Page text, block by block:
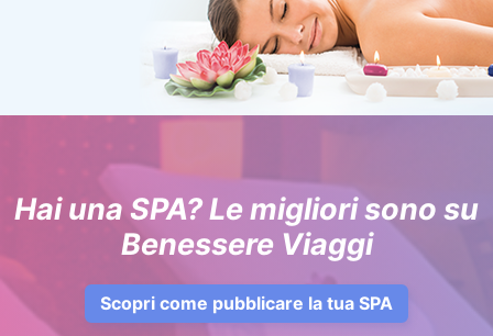
Hai una SPA? Le migliori sono su
Benessere Viaggi
Scopri come pubblicare la tua SPA